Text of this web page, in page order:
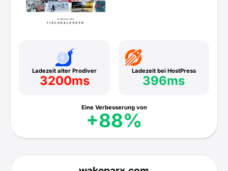
Ladezeit alter Prodiver
3200ms
Ladezeit bei HostPress
396ms
Eine Verbesserung von
+88%